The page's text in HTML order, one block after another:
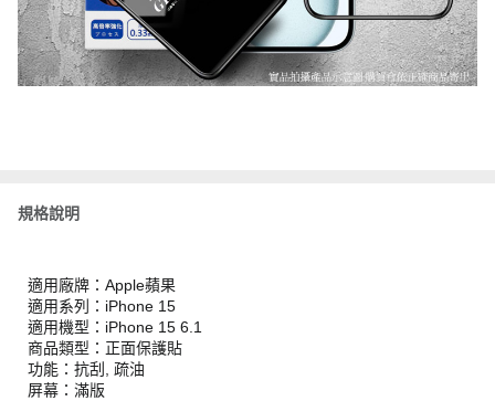
規格說明
適用廠牌：Apple蘋果
適用系列：iPhone 15
適用機型：iPhone 15 6.1
商品類型：正面保護貼
功能：抗刮, 疏油
屏幕：滿版